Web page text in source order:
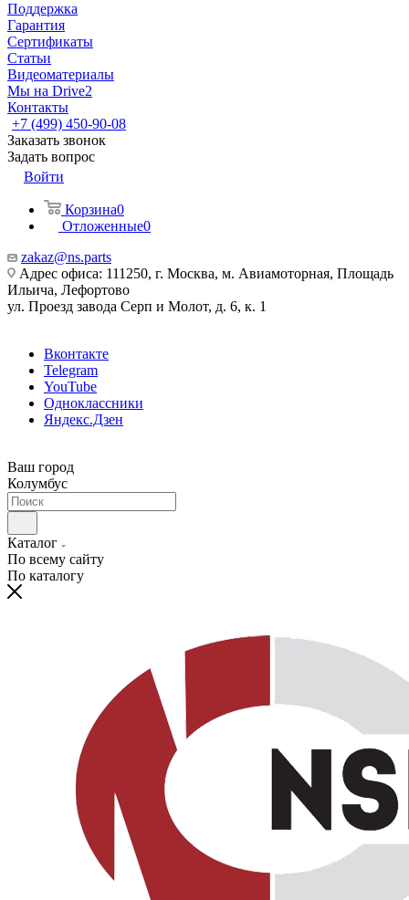
Поддержка
Гарантия
Сертификаты
Статьи
Видеоматериалы
Мы на Drive2
Контакты
+7 (499) 450-90-08
Заказать звонок
Задать вопрос
Войти
Корзина0
Отложенные0
zakaz@ns.parts
Адрес офиса: 111250, г. Москва, м. Авиамоторная, Площадь
Ильича, Лефортово
ул. Проезд завода Серп и Молот, д. 6, к. 1
Вконтакте
Telegram
YouTube
Одноклассники
Яндекс.Дзен
Ваш город
Колумбус
Каталог
По всему сайту
По каталогу